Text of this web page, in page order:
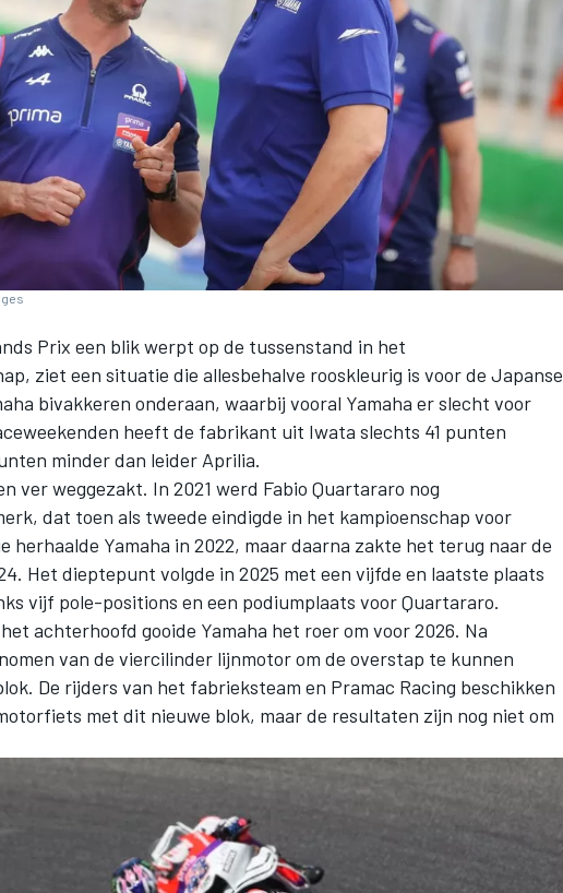
Prix een blik werpt op de tussenstand in het
ziet een situatie die allesbehalve rooskleurig is voor de Japanse
bivakkeren onderaan, waarbij vooral Yamaha er slecht voor
heeft de fabrikant uit Iwata slechts 41 punten
minder dan leider Aprilia.
ver weggezakt. In 2021 werd Fabio Quartararo nog
dat toen als tweede eindigde in het kampioenschap voor
Yamaha in 2022, maar daarna zakte het terug naar de
Het dieptepunt volgde in 2025 met een vijfde en laatste plaats
vijf pole-positions en een podiumplaats voor Quartararo.
achterhoofd gooide Yamaha het roer om voor 2026. Na
van de viercilinder lijnmotor om de overstap te kunnen
De rijders van het fabrieksteam en Pramac Racing beschikken
met dit nieuwe blok, maar de resultaten zijn nog niet om